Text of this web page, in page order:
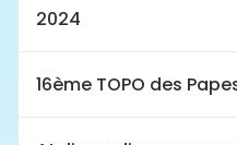
2024
16ème TOPO des